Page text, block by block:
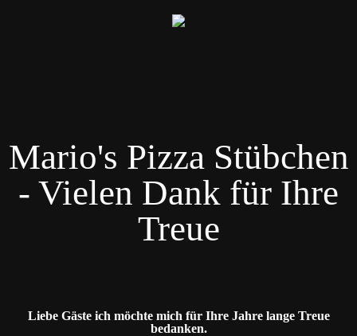
Mario's Pizza Stübchen
- Vielen Dank für Ihre
Treue
Liebe Gäste ich möchte mich für Ihre Jahre lange Treue
bedanken.